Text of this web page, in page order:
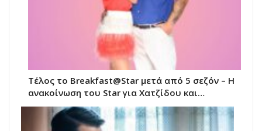
Τέλος το Breakfast@Star μετά από 5 σεζόν – Η
ανακοίνωση του Star για Χατζίδου και…